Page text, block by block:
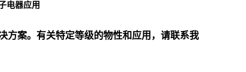
电器应用
方案。 有关特定等级的物性和应用，请联系我